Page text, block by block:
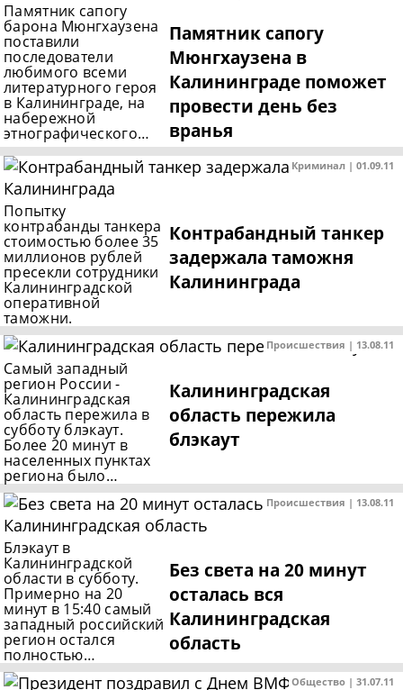
Памятник сапогу
Мюнгхаузена в
Калининграде поможет
провести день без
вранья
Памятник сапогу
барона Мюнгхаузена
поставили
последователи
любимого всеми
литературного героя
в Калининграде, на
набережной
этнографического…
Криминал | 01.09.11
Контрабандный танкер
задержала таможня
Калининграда
Попытку
контрабанды танкера
стоимостью более 35
миллионов рублей
пресекли сотрудники
Калининградской
оперативной
таможни.
Происшествия | 13.08.11
Калининградская
область пережила
блэкаут
Самый западный
регион России -
Калининградская
область пережила в
субботу блэкаут.
Более 20 минут в
населенных пунктах
региона было…
Происшествия | 13.08.11
Без света на 20 минут
осталась вся
Калининградская
область
Блэкаут в
Калининградской
области в субботу.
Примерно на 20
минут в 15:40 самый
западный российский
регион остался
полностью…
Общество | 31.07.11